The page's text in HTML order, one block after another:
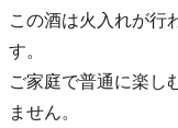
この酒は火入れが行
す。
ご家庭で普通に楽し
ません。